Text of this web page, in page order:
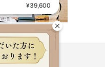
¥39,600